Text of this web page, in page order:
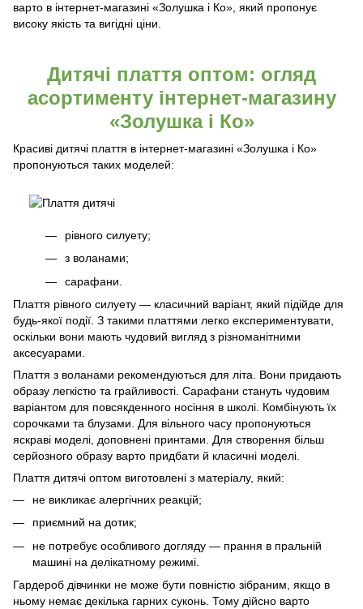
варто в інтернет-магазині «Золушка і Ко», який пропонує
високу якість та вигідні ціни.
Дитячі плаття оптом: огляд
асортименту інтернет-магазину
«Золушка і Ко»
Красиві дитячі плаття в інтернет-магазині «Золушка і Ко»
пропонуються таких моделей:
рівного силуету;
з воланами;
сарафани.
Плаття рівного силуету — класичний варіант, який підійде для
будь-якої події. З такими платтями легко експериментувати,
оскільки вони мають чудовий вигляд з різноманітними
аксесуарами.
Плаття з воланами рекомендуються для літа. Вони придають
образу легкістю та грайливості. Сарафани стануть чудовим
варіантом для повсякденного носіння в школі. Комбінують їх
сорочками та блузами. Для вільного часу пропонуються
яскраві моделі, доповнені принтами. Для створення більш
серйозного образу варто придбати й класичні моделі.
Плаття дитячі оптом виготовлені з матеріалу, який:
не викликає алергічних реакцій;
приємний на дотик;
не потребує особливого догляду — прання в пральній
машині на делікатному режимі.
Гардероб дівчинки не може бути повністю зібраним, якщо в
ньому немає декілька гарних суконь. Тому дійсно варто